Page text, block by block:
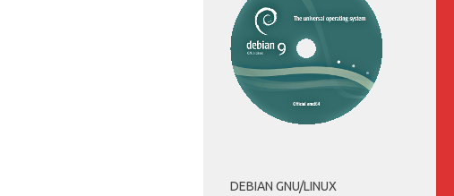
DEBIAN GNU/LINUX